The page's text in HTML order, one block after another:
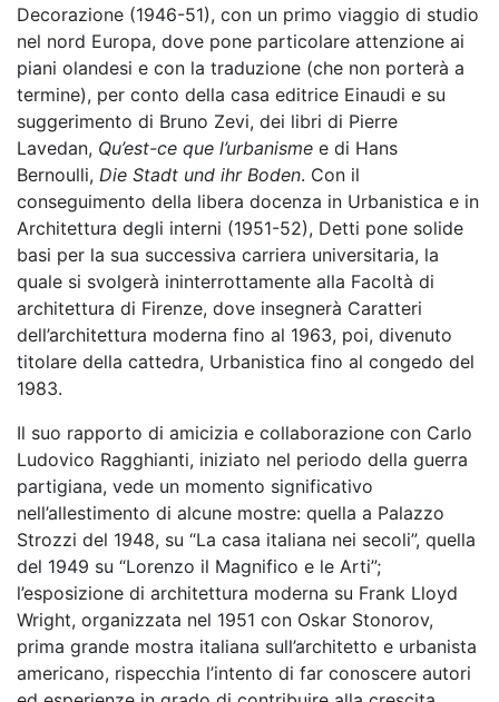
Decorazione (1946-51), con un primo viaggio di studio
nel nord Europa, dove pone particolare attenzione ai
piani olandesi e con la traduzione (che non porterà a
termine), per conto della casa editrice Einaudi e su
suggerimento di Bruno Zevi, dei libri di Pierre
Lavedan, Qu’est-ce que l’urbanisme e di Hans
Bernoulli, Die Stadt und ihr Boden. Con il
conseguimento della libera docenza in Urbanistica e in
Architettura degli interni (1951-52), Detti pone solide
basi per la sua successiva carriera universitaria, la
quale si svolgerà ininterrottamente alla Facoltà di
architettura di Firenze, dove insegnerà Caratteri
dell’architettura moderna fino al 1963, poi, divenuto
titolare della cattedra, Urbanistica fino al congedo del
1983.
Il suo rapporto di amicizia e collaborazione con Carlo
Ludovico Ragghianti, iniziato nel periodo della guerra
partigiana, vede un momento significativo
nell’allestimento di alcune mostre: quella a Palazzo
Strozzi del 1948, su “La casa italiana nei secoli”, quella
del 1949 su “Lorenzo il Magnifico e le Arti”;
l’esposizione di architettura moderna su Frank Lloyd
Wright, organizzata nel 1951 con Oskar Stonorov,
prima grande mostra italiana sull’architetto e urbanista
americano, rispecchia l’intento di far conoscere autori